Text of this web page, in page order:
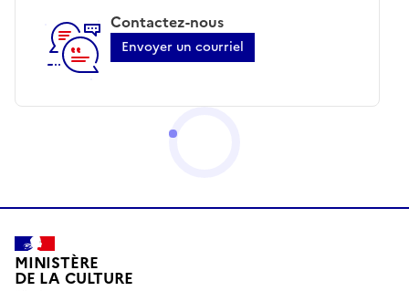
Contactez-nous
Envoyer un courriel
MINISTÈRE
DE LA CULTURE